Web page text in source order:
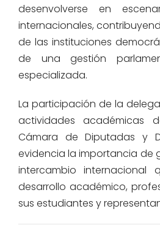
desenvolverse en
internacionales,
de las instituciones
de una gestión
especializada.
La participación de la
actividades académicas
Cámara de Diputadas y
evidencia la importancia de
intercambio internacional
desarrollo académico,
sus estudiantes y